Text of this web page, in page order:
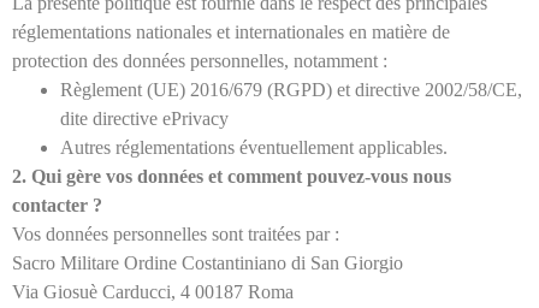
réglementations nationales et internationales en matière de
protection des données personnelles, notamment :
Règlement (UE) 2016/679 (RGPD) et directive 2002/58/CE,
dite directive ePrivacy
Autres réglementations éventuellement applicables.
2. Qui gère vos données et comment pouvez-vous nous
contacter ?
Vos données personnelles sont traitées par :
Sacro Militare Ordine Costantiniano di San Giorgio
Via Giosuè Carducci, 4 00187 Roma